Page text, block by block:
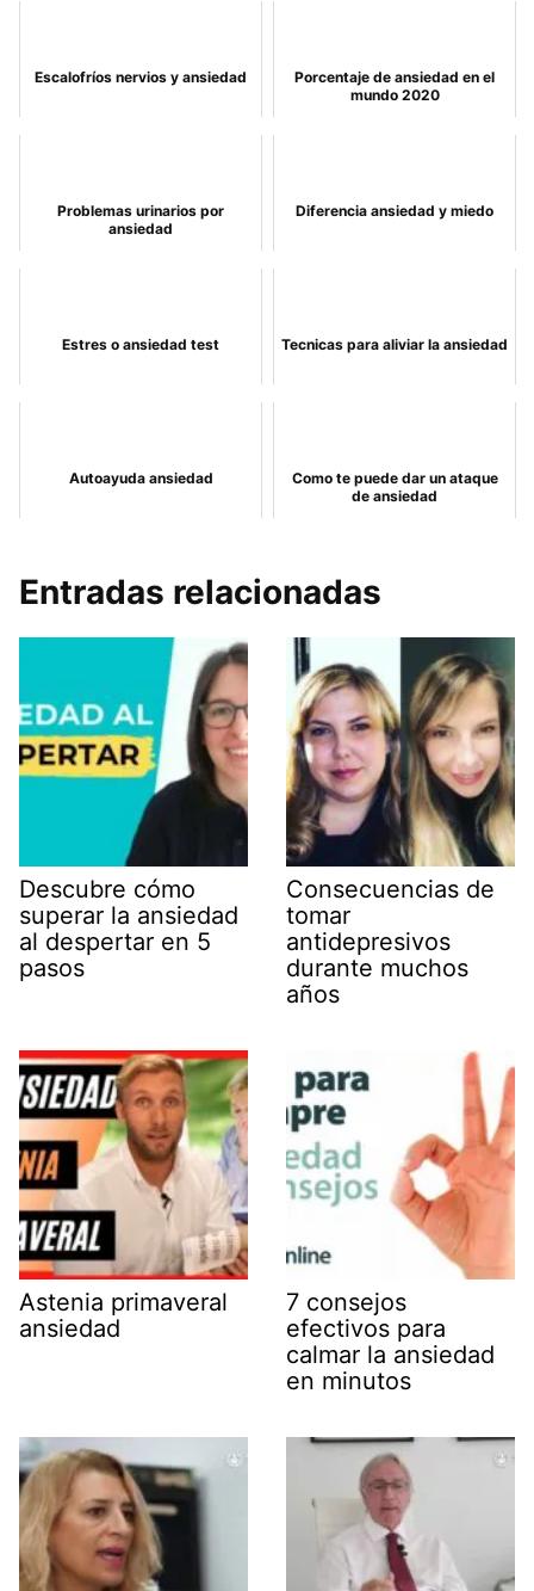
Escalofríos nervios y ansiedad
Porcentaje de ansiedad en el
mundo 2020
Problemas urinarios por
ansiedad
Diferencia ansiedad y miedo
Estres o ansiedad test Tecnicas para aliviar la ansiedad
Autoayuda ansiedad
Como te puede dar un ataque
de ansiedad
Entradas relacionadas
Descubre cómo
superar la ansiedad
al despertar en 5
pasos
Consecuencias de
tomar
antidepresivos
durante muchos
años
Astenia primaveral
ansiedad
7 consejos
efectivos para
calmar la ansiedad
en minutos